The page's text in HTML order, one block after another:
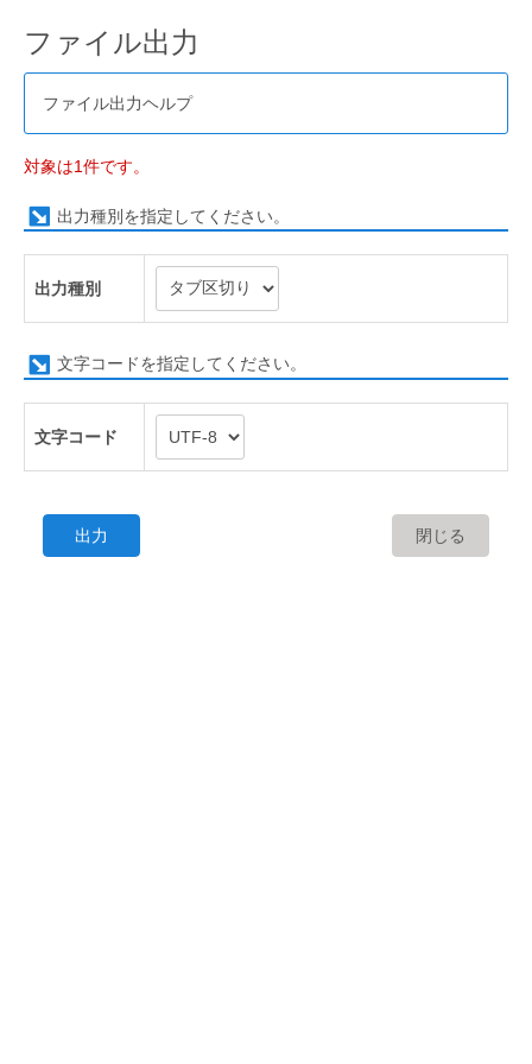
ファイル出力
ファイル出力ヘルプ
対象は1件です。
出力種別を指定してください。
出力種別
文字コードを指定してください。
文字コード